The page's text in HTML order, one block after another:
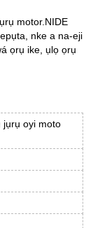
motor.NIDE
nke a na-eji
ọrụ ike, ụlọ ọrụ
jụrụ oyi moto